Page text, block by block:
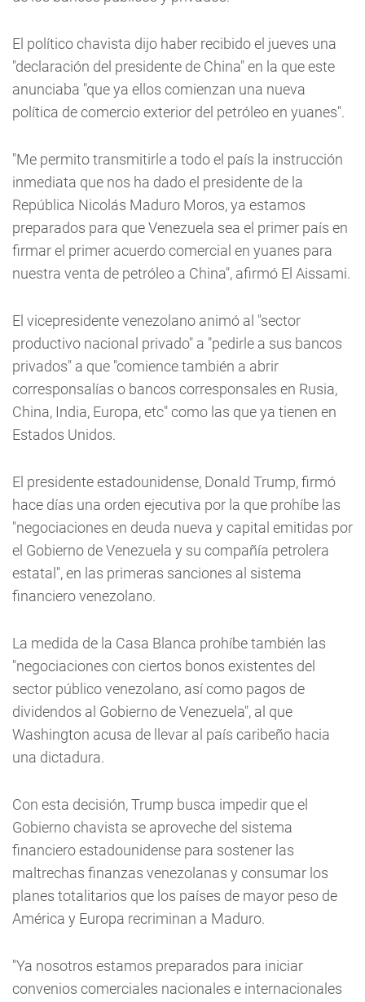
El político chavista dijo haber recibido el jueves una
"declaración del presidente de China" en la que este
anunciaba "que ya ellos comienzan una nueva
política de comercio exterior del petróleo en yuanes".
"Me permito transmitirle a todo el país la instrucción
inmediata que nos ha dado el presidente de la
República Nicolás Maduro Moros, ya estamos
preparados para que Venezuela sea el primer país en
firmar el primer acuerdo comercial en yuanes para
nuestra venta de petróleo a China", afirmó El Aissami.
El vicepresidente venezolano animó al "sector
productivo nacional privado" a "pedirle a sus bancos
privados" a que "comience también a abrir
corresponsalías o bancos corresponsales en Rusia,
China, India, Europa, etc" como las que ya tienen en
Estados Unidos.
El presidente estadounidense, Donald Trump, firmó
hace días una orden ejecutiva por la que prohíbe las
"negociaciones en deuda nueva y capital emitidas por
el Gobierno de Venezuela y su compañía petrolera
estatal", en las primeras sanciones al sistema
financiero venezolano.
La medida de la Casa Blanca prohíbe también las
"negociaciones con ciertos bonos existentes del
sector público venezolano, así como pagos de
dividendos al Gobierno de Venezuela", al que
Washington acusa de llevar al país caribeño hacia
una dictadura.
Con esta decisión, Trump busca impedir que el
Gobierno chavista se aproveche del sistema
financiero estadounidense para sostener las
maltrechas finanzas venezolanas y consumar los
planes totalitarios que los países de mayor peso de
América y Europa recriminan a Maduro.
"Ya nosotros estamos preparados para iniciar
convenios comerciales nacionales e internacionales